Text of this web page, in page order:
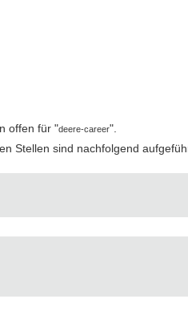
offen für "deere-career".
Stellen sind nachfolgend